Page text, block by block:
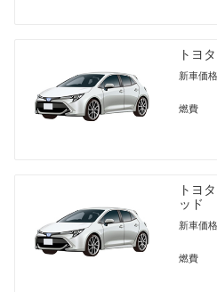
トヨ
新車価格
燃費
トヨ
ッド
新車価格
燃費